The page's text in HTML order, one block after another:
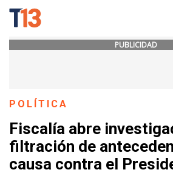
PUBLICIDAD
POLÍTICA
Fiscalía abre
filtración de
causa contra el